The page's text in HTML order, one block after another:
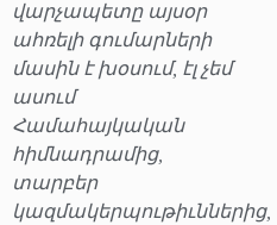
վարչապետը այսօր
ահռելի գումարների
մասին է խօսում, էլ չեմ
ասում
Համահայկական
հիմնադրամից,
տարբեր
կազմակերպութիւններից,